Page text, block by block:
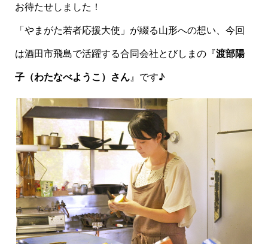
お待たせしました！
「やまがた若者応援大使」が綴る山形への想い、今回
は酒田市飛島で活躍する合同会社とびしまの『渡部陽
子（わたなべようこ）さん』です♪